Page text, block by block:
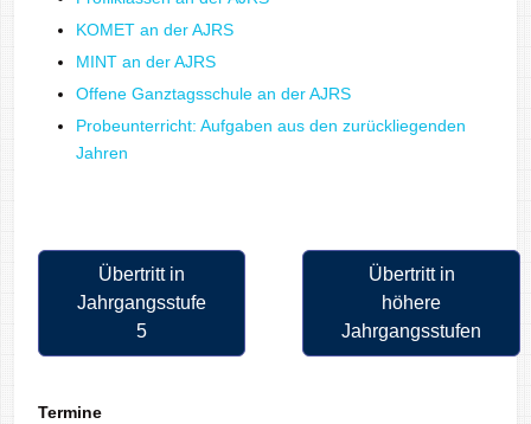
KOMET an der AJRS
MINT an der AJRS
Offene Ganztagsschule an der AJRS
Probeunterricht: Aufgaben aus den zurückliegenden
Jahren
Übertritt in
Jahrgangsstufe
5
Übertritt in
höhere
Jahrgangsstufen
Termine